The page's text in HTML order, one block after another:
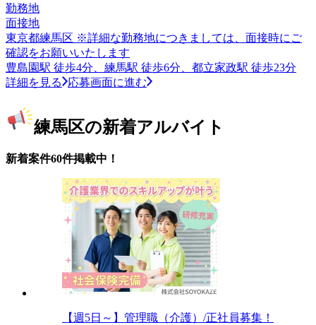
勤務地
面接地
東京都練馬区 ※詳細な勤務地につきましては、面接時にご
確認をお願いいたします
豊島園駅 徒歩4分、練馬駅 徒歩6分、都立家政駅 徒歩23分
詳細を見る
応募画面に進む
練馬区の新着アルバイト
新着案件60件掲載中！
【週5日～】管理職（介護）/正社員募集！